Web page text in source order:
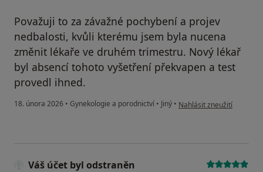
Považuji to za závažné pochybení a projev
nedbalosti, kvůli kterému jsem byla nucena
změnit lékaře ve druhém trimestru. Nový lékař
byl absencí tohoto vyšetření překvapen a test
provedl ihned.
18. února 2026 • Gynekologie a porodnictví • Jiný • podle názoru uživatele
Nahlásit zneužití
Váš účet byl odstraněn